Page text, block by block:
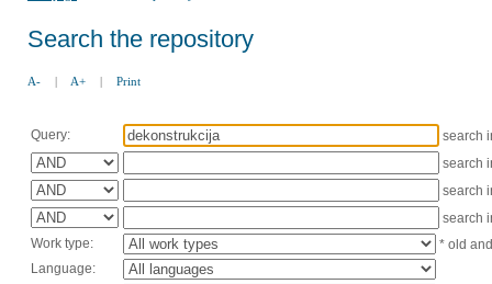
Search the repository
A- | A+ | Print
Query:
search
search
search
search
Work type:
* old
Language: